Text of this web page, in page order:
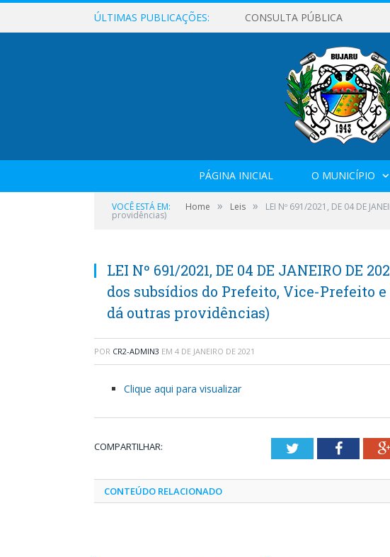
ÚLTIMAS PUBLICAÇÕES: CONSULTA PÚBLICA
PÁGINA INICIAL O MUNICÍPIO
VOCÊ ESTÁ EM: Home » Leis » LEI Nº 691/2021, DE 04 DE
providências)
LEI Nº 691/2021, DE 04 DE JANEIRO DE
dos subsídios do Prefeito, Vice-Prefeito
dá outras providências)
POR CR2-ADMIN3 EM 4 DE JANEIRO DE 2021
Clique aqui para visualizar
COMPARTILHAR: TwitterFacebook
CONTEÚDO RELACIONADO